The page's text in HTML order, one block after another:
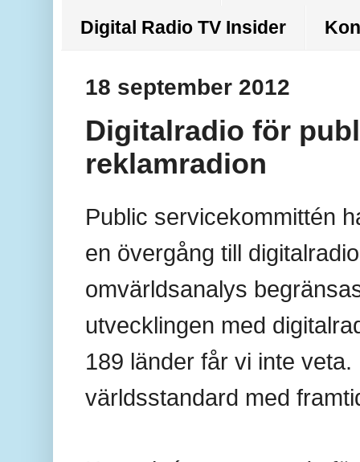
Digital Radio TV Insider
18 september 2012
Digitalradio för
reklamradion
Public servicekommittén
en övergång till
omvärldsanalys
utvecklingen med
189 länder får vi inte
världsstandard med